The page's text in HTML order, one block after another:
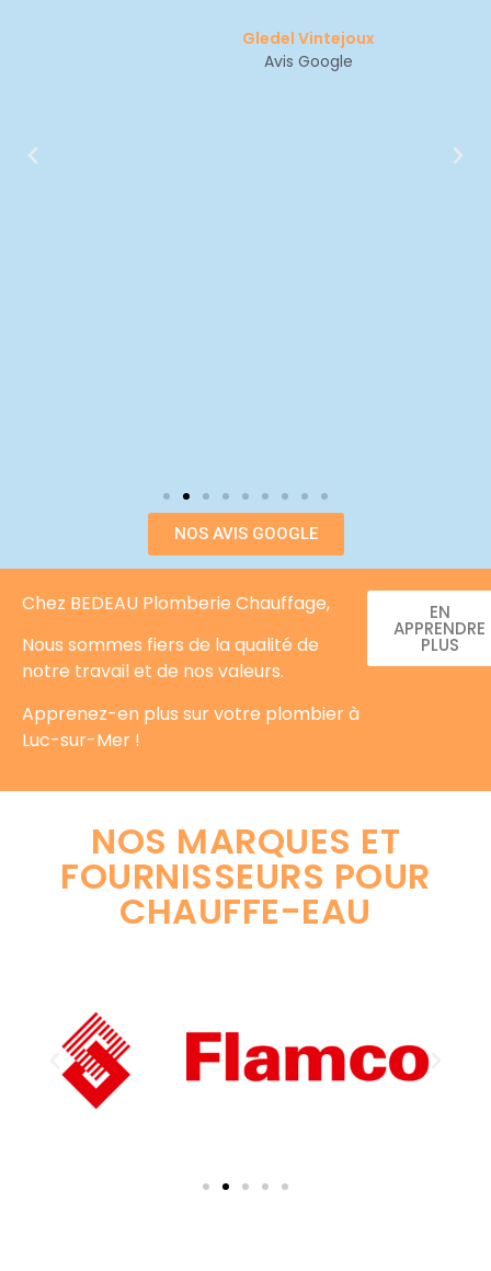
Gledel Vintejoux
Avis Google
NOS AVIS GOOGLE
Chez BEDEAU Plomberie Chauffage,
Nous sommes fiers de la qualité de
notre travail et de nos valeurs.
Apprenez-en plus sur votre plombier à
Luc-sur-Mer !
EN
APPRENDRE
PLUS
NOS MARQUES ET
FOURNISSEURS POUR
CHAUFFE-EAU